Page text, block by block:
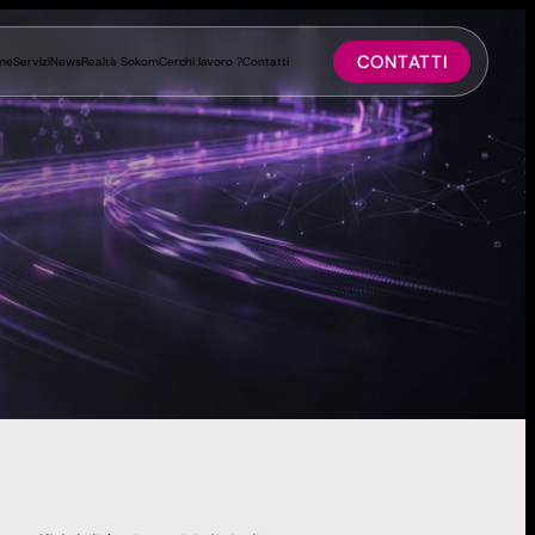
ServiziNewsRealtà SokomCerchi lavoro ?Contatti CONTATTI